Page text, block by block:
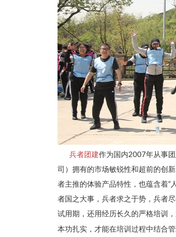
兵者团建作为国内2007年从事
司）拥有的市场敏锐性和超前的创
者主推的体验产品特性，也蕴含着“
者国之大事，兵者求之于势，兵者
试用期，还用经历长久的严格培训
本功扎实，才能在培训过程中结合